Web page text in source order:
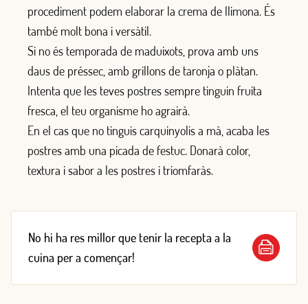
procediment podem elaborar la crema de llimona. És
també molt bona i versàtil.
Si no és temporada de maduixots, prova amb uns
daus de préssec, amb grillons de taronja o plàtan.
Intenta que les teves postres sempre tinguin fruita
fresca, el teu organisme ho agrairà.
En el cas que no tinguis carquinyolis a mà, acaba les
postres amb una picada de festuc. Donarà color,
textura i sabor a les postres i triomfaràs.
No hi ha res millor que tenir la recepta a la
cuina per a començar!